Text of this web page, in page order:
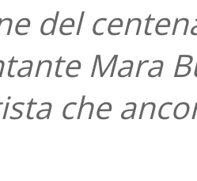
del
Mara
che